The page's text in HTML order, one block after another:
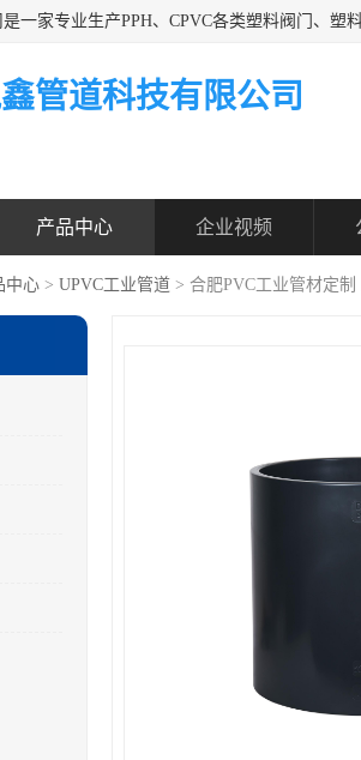
管道科技有限公司
产品中心 企业视频
中心 > UPVC工业管道 > 合肥PVC工业管材定